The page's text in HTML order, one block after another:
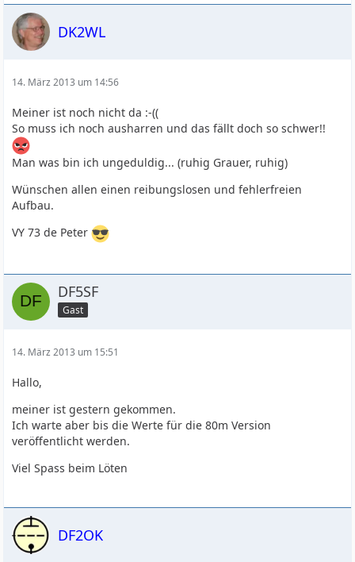
DK2WL
14. März 2013 um 14:56
Meiner ist noch nicht da :-((
So muss ich noch ausharren und das fällt doch so schwer!!
Man was bin ich ungeduldig... (ruhig Grauer, ruhig)
Wünschen allen einen reibungslosen und fehlerfreien
Aufbau.
VY 73 de Peter
DF5SF
Gast
14. März 2013 um 15:51
Hallo,
meiner ist gestern gekommen.
Ich warte aber bis die Werte für die 80m Version
veröffentlicht werden.
Viel Spass beim Löten
DF2OK